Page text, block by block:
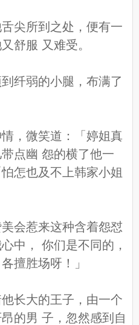
尖所到之处，便有一
舒服 又难受。
纤弱的小腿，布满了
，微笑道：「婷姐真
点幽 怨的横了他一
怎也及不上韩家小姐
会惹来这种含着怨怼
中， 你们是不同的，
擅胜场呀！」
长大的王子，由一个
的男 子，忽然感到自